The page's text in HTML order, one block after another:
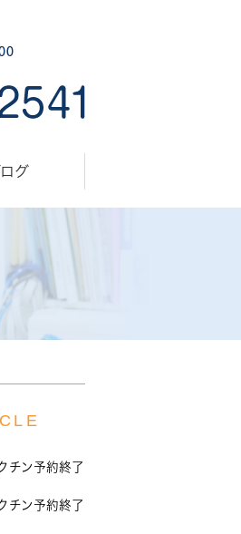
グ
チン予約終了
チン予約終了